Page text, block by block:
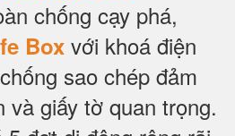
chống cạy phá,
Box với khoá điện
sao chép đảm
và giấy tờ quan trọng.